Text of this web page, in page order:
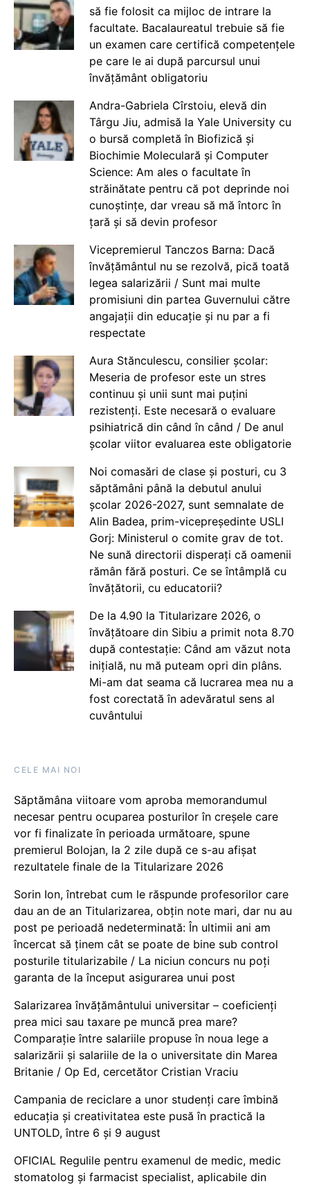
să fie folosit ca mijloc de intrare la
facultate. Bacalaureatul trebuie să fie
un examen care certifică competențele
pe care le ai după parcursul unui
învățământ obligatoriu
Andra-Gabriela Cîrstoiu, elevă din
Târgu Jiu, admisă la Yale University cu
o bursă completă în Biofizică și
Biochimie Moleculară și Computer
Science: Am ales o facultate în
străinătate pentru că pot deprinde noi
cunoștințe, dar vreau să mă întorc în
țară și să devin profesor
Vicepremierul Tanczos Barna: Dacă
învățământul nu se rezolvă, pică toată
legea salarizării / Sunt mai multe
promisiuni din partea Guvernului către
angajații din educație și nu par a fi
respectate
Aura Stănculescu, consilier școlar:
Meseria de profesor este un stres
continuu și unii sunt mai puțini
rezistenți. Este necesară o evaluare
psihiatrică din când în când / De anul
școlar viitor evaluarea este obligatorie
Noi comasări de clase și posturi, cu 3
săptămâni până la debutul anului
școlar 2026-2027, sunt semnalate de
Alin Badea, prim-vicepreședinte USLI
Gorj: Ministerul o comite grav de tot.
Ne sună directorii disperați că oamenii
rămân fără posturi. Ce se întâmplă cu
învățătorii, cu educatorii?
De la 4.90 la Titularizare 2026, o
învățătoare din Sibiu a primit nota 8.70
după contestație: Când am văzut nota
inițială, nu mă puteam opri din plâns.
Mi-am dat seama că lucrarea mea nu a
fost corectată în adevăratul sens al
cuvântului
CELE MAI NOI
Săptămâna viitoare vom aproba memorandumul
necesar pentru ocuparea posturilor în creșele care
vor fi finalizate în perioada următoare, spune
premierul Bolojan, la 2 zile după ce s-au afișat
rezultatele finale de la Titularizare 2026
Sorin Ion, întrebat cum le răspunde profesorilor care
dau an de an Titularizarea, obțin note mari, dar nu au
post pe perioadă nedeterminată: În ultimii ani am
încercat să ținem cât se poate de bine sub control
posturile titularizabile / La niciun concurs nu poți
garanta de la început asigurarea unui post
Salarizarea învățământului universitar – coeficienți
prea mici sau taxare pe muncă prea mare?
Comparație între salariile propuse în noua lege a
salarizării și salariile de la o universitate din Marea
Britanie / Op Ed, cercetător Cristian Vraciu
Campania de reciclare a unor studenți care îmbină
educația și creativitatea este pusă în practică la
UNTOLD, între 6 și 9 august
OFICIAL Regulile pentru examenul de medic, medic
stomatolog și farmacist specialist, aplicabile din